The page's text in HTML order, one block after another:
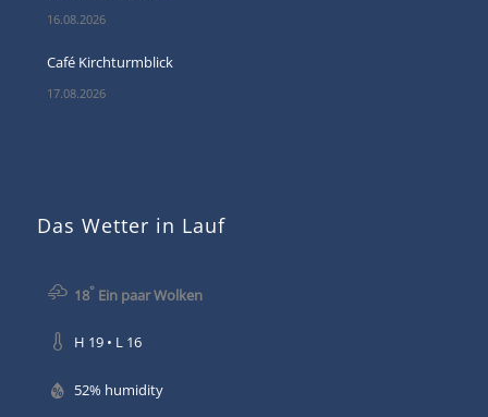
16.08.2026
Café Kirchturmblick
17.08.2026
Das Wetter in Lauf
18°Ein paar Wolken
H 19 • L 16
52% humidity